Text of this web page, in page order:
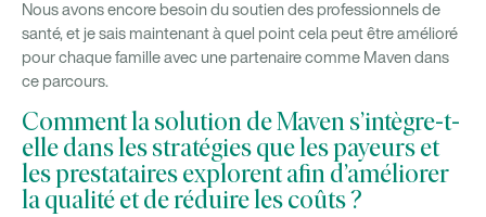
Nous avons encore besoin du soutien des professionnels de
santé, et je sais maintenant à quel point cela peut être amélioré
pour chaque famille avec une partenaire comme Maven dans
ce parcours.
Comment la solution de Maven s’intègre-t-
elle dans les stratégies que les payeurs et
les prestataires explorent afin d’améliorer
la qualité et de réduire les coûts ?